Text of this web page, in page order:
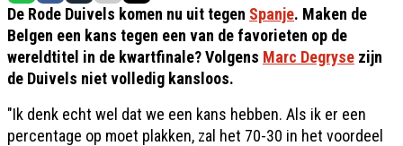
De Rode Duivels komen nu uit tegen Spanje. Maken de
Belgen een kans tegen een van de favorieten op de
wereldtitel in de kwartfinale? Volgens Marc Degryse zijn
de Duivels niet volledig kansloos.
"Ik denk echt wel dat we een kans hebben. Als ik er een
percentage op moet plakken, zal het 70-30 in het voordeel